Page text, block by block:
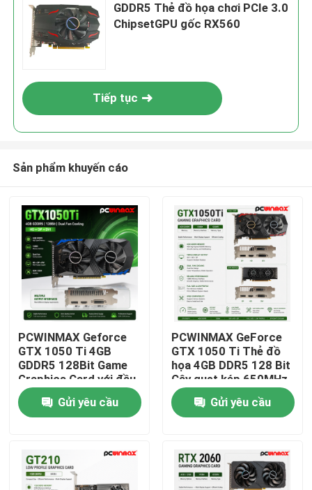
Trang chủ
Video
GDDR5 Thẻ đồ họa chơi PCIe 3.0
ChipsetGPU gốc RX560
Tiếp tục
Sản phẩm khuyến cáo
PCWINMAX Geforce
GTX 1050 Ti 4GB
GDDR5 128Bit Game
Graphics Card với đầu
ra HD OEM / ODM
Trong kho cho máy
tính để bàn
Gửi yêu cầu
PCWINMAX GeForce
GTX 1050 Ti Thẻ đồ
họa 4GB DDR5 128 Bit
Cây quạt kép 650MHz
1800MHz Tần số
1050Ti GPU máy tính
để bàn
Gửi yêu cầu